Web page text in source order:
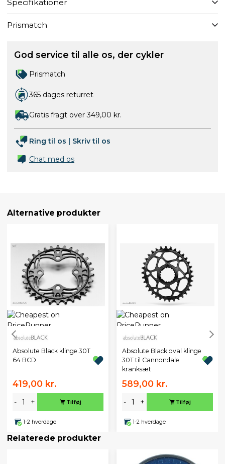
Specifikationer
Prismatch
God service til alle os, der cykler
Prismatch
365 dages returret
Gratis fragt over 349,00 kr.
Ring til os | Skriv til os
Chat med os
Alternative produkter
Absolute Black klinge 30T
64 BCD
419,00 kr.
- + Tilføj
1-2 hverdage
Absolute Black oval klinge
30T til Cannondale
kranksæt
589,00 kr.
- + Tilføj
1-2 hverdage
Relaterede produkter